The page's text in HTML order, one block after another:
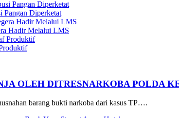
Pangan Diperketat
Hadir Melalui LMS
OLEH DITRESNARKOBA POLDA
barang bukti narkoba dari kasus TP….